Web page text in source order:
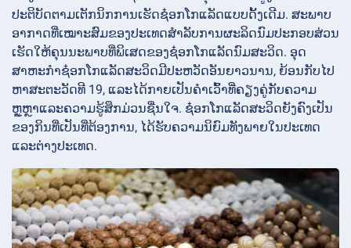
ປະຕິບັດຕາມເຕັກນິກການເຮັດຊ໋ອກໂກແລັດແບບດັ້ງເດີມ. ສະພາບ
ອາກາດທີ່ເໝາະສົມຂອງປະເທດສຳລັບການຜະລິດນົມປະກອບສ່ວນ
ເຮັດໃຫ້ຄຸນນະພາບທີ່ພິເສດຂອງຊ໋ອກໂກແລັດນົມສະວິດ. ອຸດ
ສາຫະກຳຊ໋ອກໂກແລັດສະວິດມີປະຫວັດອັນຍາວນານ, ຍ້ອນກັບໄປ
ຫາສະຕະວັດທີ 19, ແລະໄດ້ກາຍເປັນຄຳເວົ້າທີ່ຄຽງຄູ່ກັບຄວາມ
ຫຼູຫຼາແລະຄວາມຮູ້ສຶກມ່ວນຊື່ນໃຈ. ຊ໋ອກໂກແລັດສະວິດຍັງຄົງເປັນ
ຂອງກິນທີ່ເປັນທີ່ຕ້ອງການ, ໄດ້ຮັບຄວາມນິຍົມທັງພາຍໃນປະເທດ
ແລະຕ່າງປະເທດ.